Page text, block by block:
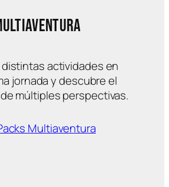
actividades en
jornada y descubre el
múltiples perspectivas.
Multiaventura